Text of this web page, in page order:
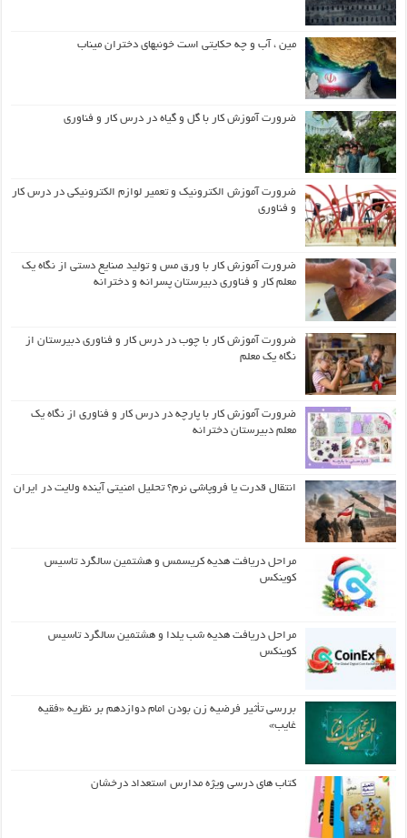
مین ، آب و چه حکایتی است خونبهای دختران میناب
ضرورت آموزش کار با گل و گیاه در درس کار و فناوری
ضرورت آموزش الکترونیک و تعمیر لوازم الکترونیکی در درس کار
و فناوری
ضرورت آموزش کار با ورق مس و تولید صنایع دستی از نگاه یک
معلم کار و فناوری دبیرستان پسرانه و دخترانه
ضرورت آموزش کار با چوب در درس کار و فناوری دبیرستان از
نگاه یک معلم
ضرورت آموزش کار با پارچه در درس کار و فناوری از نگاه یک
معلم دبیرستان دخترانه
انتقال قدرت یا فروپاشی نرم؟ تحلیل امنیتی آینده ولایت در ایران
مراحل دریافت هدیه کریسمس و هشتمین سالگرد تاسیس
کوینکس
مراحل دریافت هدیه شب یلدا و هشتمین سالگرد تاسیس
کوینکس
بررسی تأثیر فرضیه زن بودن امام دوازدهم بر نظریه «فقیه
غایب»
کتاب های درسی ویژه مدارس استعداد درخشان